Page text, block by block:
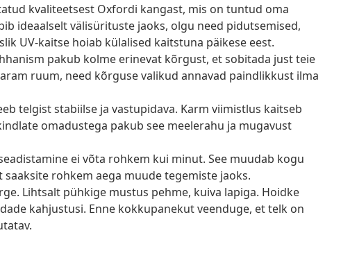
kvaliteetsest Oxfordi kangast, mis on tuntud oma
ideaalselt välisürituste jaoks, olgu need pidutsemised,
UV-kaitse hoiab külalised kaitstuna päikese eest.
pakub kolme erinevat kõrgust, et sobitada just teie
ruum, need kõrguse valikud annavad paindlikkust ilma
telgist stabiilse ja vastupidava. Karm viimistlus kaitseb
omadustega pakub see meelerahu ja mugavust
ei võta rohkem kui minut. See muudab kogu
rohkem aega muude tegemiste jaoks.
Lihtsalt pühkige mustus pehme, kuiva lapiga. Hoidke
kahjustusi. Enne kokkupanekut veenduge, et telk on